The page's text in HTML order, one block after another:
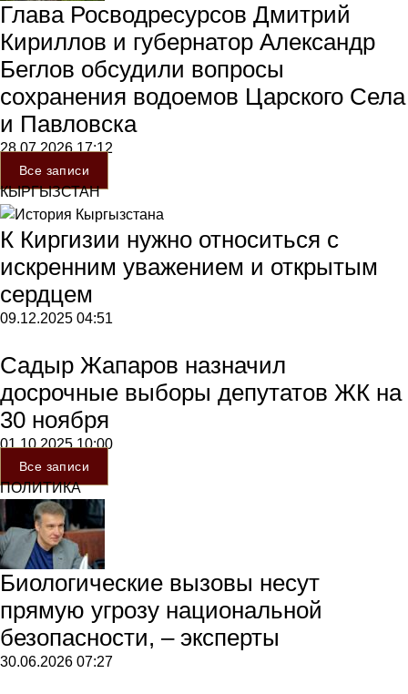
Глава Росводресурсов Дмитрий
Кириллов и губернатор Александр
Беглов обсудили вопросы
сохранения водоемов Царского Села
и Павловска
28.07.202617:12
Все записи
КЫРГЫЗСТАН
К Киргизии нужно относиться с
искренним уважением и открытым
сердцем
09.12.2025 04:51
Садыр Жапаров назначил
досрочные выборы депутатов ЖК на
30 ноября
01.10.202510:00
Все записи
ПОЛИТИКА
Биологические вызовы несут
прямую угрозу национальной
безопасности, – эксперты
30.06.2026 07:27